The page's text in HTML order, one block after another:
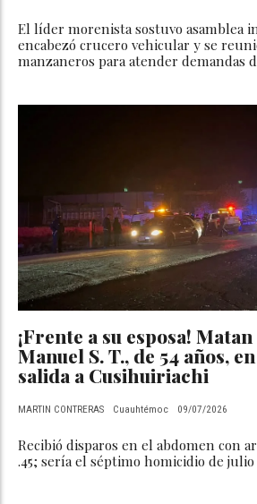
El líder morenista sostuvo asamblea
encabezó crucero vehicular y se
manzaneros para atender demandas
¡Frente a su esposa! Matan
Manuel S. T., de 54 años,
salida a Cusihuiriachi
MARTIN CONTRERAS Cuauhtémoc 09/07/2026
Recibió disparos en el abdomen con
.45; sería el séptimo homicidio de